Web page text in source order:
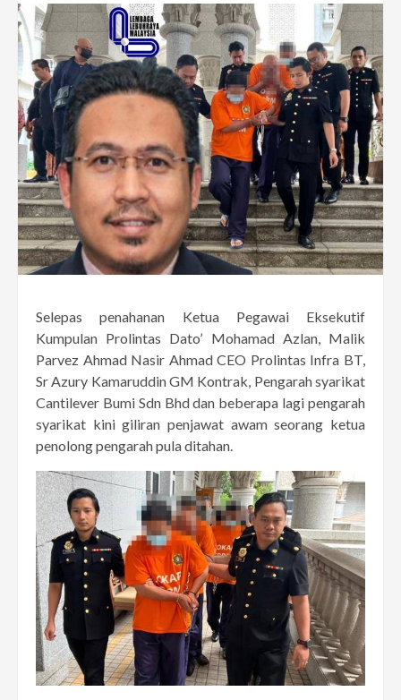
Selepas penahanan Ketua Pegawai Eksekutif
Kumpulan Prolintas Dato’ Mohamad Azlan, Malik
Parvez Ahmad Nasir Ahmad CEO Prolintas Infra BT,
Sr Azury Kamaruddin GM Kontrak, Pengarah syarikat
Cantilever Bumi Sdn Bhd dan beberapa lagi pengarah
syarikat kini giliran penjawat awam seorang ketua
penolong pengarah pula ditahan.